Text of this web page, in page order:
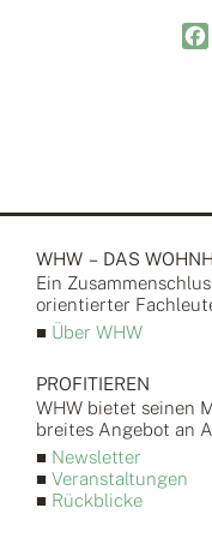
WHW – DAS
Ein
orientierter
■ Über WHW
PROFITIEREN
WHW bietet seinen
breites Angebot an
■ Newsletter
■ Veranstaltungen
■ Rückblicke